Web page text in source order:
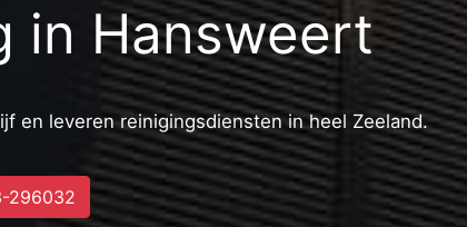
in Hansweert
en leveren reinigingsdiensten in heel Zeeland.
296032